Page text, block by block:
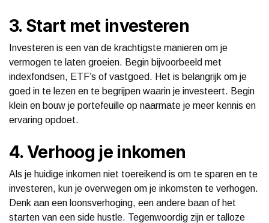
3. Start met investeren
Investeren is een van de krachtigste manieren om je
vermogen te laten groeien. Begin bijvoorbeeld met
indexfondsen, ETF’s of vastgoed. Het is belangrijk om je
goed in te lezen en te begrijpen waarin je investeert. Begin
klein en bouw je portefeuille op naarmate je meer kennis en
ervaring opdoet.
4. Verhoog je inkomen
Als je huidige inkomen niet toereikend is om te sparen en te
investeren, kun je overwegen om je inkomsten te verhogen.
Denk aan een loonsverhoging, een andere baan of het
starten van een side hustle. Tegenwoordig zijn er talloze